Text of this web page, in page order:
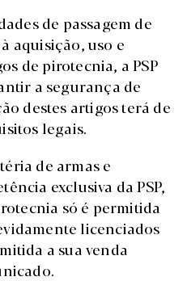
de passagem de
aquisição, uso e
de pirotecnia, a PSP
a segurança de
destes artigos terá de
legais.
de armas e
exclusiva da PSP,
só é permitida
licenciados
a sua venda